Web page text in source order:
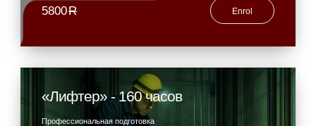
5800R Enrol
«Лифтер» - 160 часов
Профессиональная подготовка